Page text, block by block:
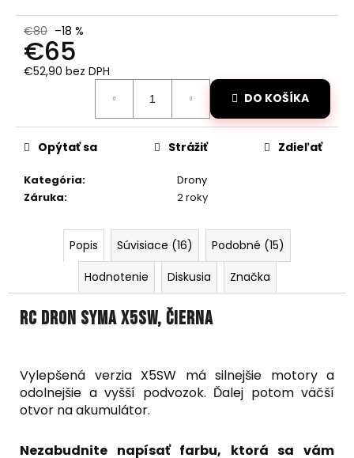
€80 –18 %
€65
€52,90 bez DPH
DO KOŠÍKA
Kategória:
Drony
Záruka: 2 roky
Opýtať sa Strážiť Zdieľať
Popis Súvisiace (16)
Podobné (15)
Hodnotenie
Diskusia Značka
RC dron SYMA X5SW, čierna
Vylepšená verzia X5SW má silnejšie motory a
odolnejšie a vyšší podvozok. Ďalej potom väčší
otvor na akumulátor.
Nezabudnite napísať farbu, ktorá sa vám
r
LOPTIČKA
SA
GUMOVÁ
6CM
Pôvodne: